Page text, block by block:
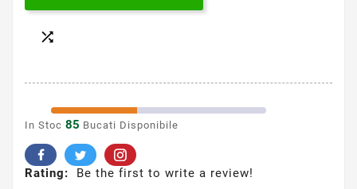

In Stoc 85 Bucati Disponibile
Rating: Be the first to write a review!